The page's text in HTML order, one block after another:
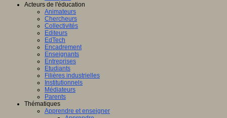
Acteurs de l'éducation
Animateurs
Chercheurs
Collectivités
Editeurs
EdTech
Encadrement
Enseignants
Entreprises
Etudiants
Filières industrielles
Institutionnels
Médiateurs
Parents
Thématiques
Apprendre et enseigner